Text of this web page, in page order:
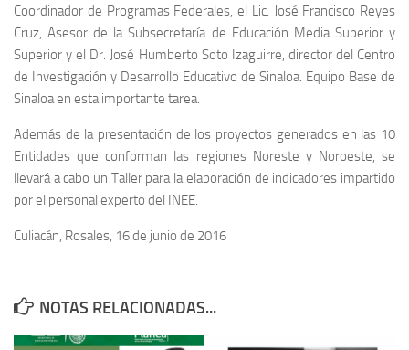
Coordinador de Programas Federales, el Lic. José Francisco Reyes
Cruz, Asesor de la Subsecretaría de Educación Media Superior y
Superior y el Dr. José Humberto Soto Izaguirre, director del Centro
de Investigación y Desarrollo Educativo de Sinaloa. Equipo Base de
Sinaloa en esta importante tarea.
Además de la presentación de los proyectos generados en las 10
Entidades que conforman las regiones Noreste y Noroeste, se
llevará a cabo un Taller para la elaboración de indicadores impartido
por el personal experto del INEE.
Culiacán, Rosales, 16 de junio de 2016
NOTAS RELACIONADAS...